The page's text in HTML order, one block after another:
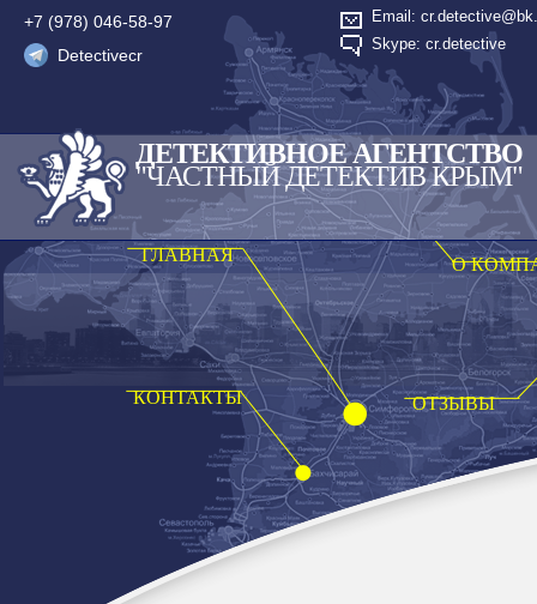
+7 (978) 046-58-97
Detectivecr
Email:
Skype: cr.detective
ДЕТЕКТИВНОЕ АГЕНТСТВО
"ЧАСТНЫЙ ДЕТЕКТИВ КРЫМ"
ГЛАВНАЯ О
КОНТАКТЫ ОТЗЫВЫ